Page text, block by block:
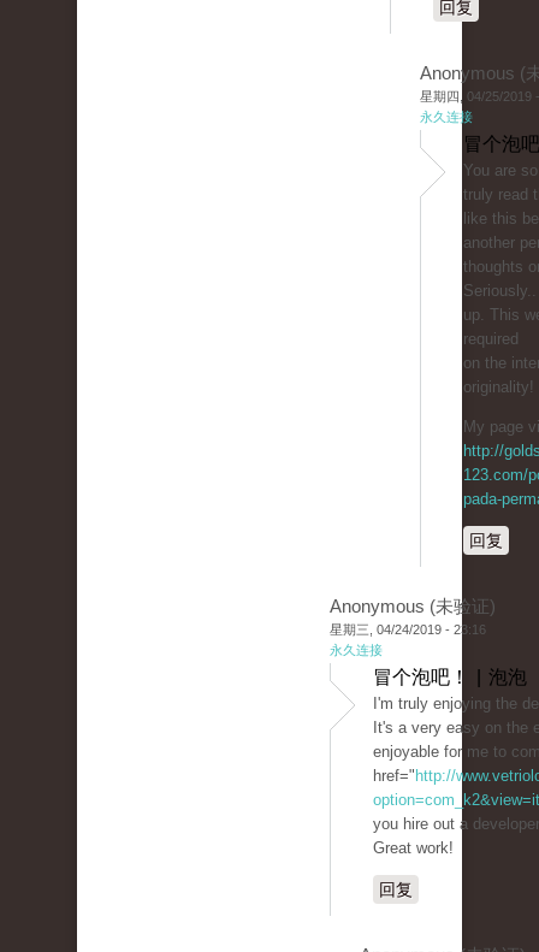
回复
Anonymous (
星期四, 04/25/2019
永久连接
冒个泡
You are
truly read
like this
another
thoughts
up. This
required
on the
originality!
My page
http://
123.com/
pada-
回复
Anonymous (未验证)
星期三, 04/24/2019 - 23:16
永久连接
冒个泡吧！ | 泡泡
I'm truly enjoying the
It's a very easy on the
enjoyable for me to
href=" http://
you hire out a
Great work!
回复